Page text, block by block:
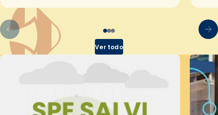
Ver todo